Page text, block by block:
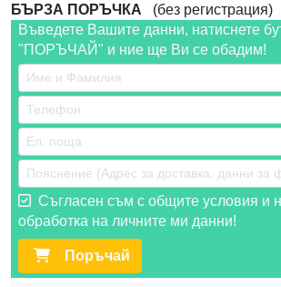
БЪРЗА ПОРЪЧКА (без регистрация)
Въведете Вашите данни, натиснете
"ПОРЪЧАЙ" и ние ще Ви се обадим!
Съгласен съм с общите условия и
обработка на личните ми данни!
Поръчай